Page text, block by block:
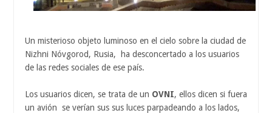
Un misterioso objeto luminoso en el cielo sobre la ciudad de
Nizhni Nóvgorod, Rusia, ha desconcertado a los usuarios
de las redes sociales de ese país.
Los usuarios dicen, se trata de un OVNI, ellos dicen si fuera
un avión se verían sus sus luces parpadeando a los lados,